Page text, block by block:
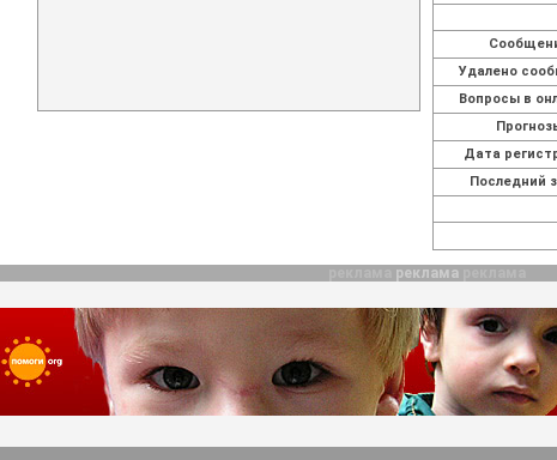
Удалено
Вопросы в
Дата
Последний
реклама